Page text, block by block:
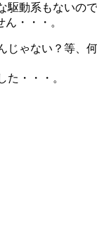
動系もないの
・・・。
ゃない？等、
・・・。